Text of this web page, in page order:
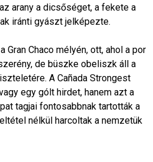
arany a dicsőséget, a fekete a
iránti gyászt jelképezte.
Gran Chaco mélyén, ott, ahol a por
de büszke obeliszk áll a
A Cañada Strongest
egy gólt hirdet, hanem azt a
tagjai fontosabbnak tartották a
nélkül harcoltak a nemzetük